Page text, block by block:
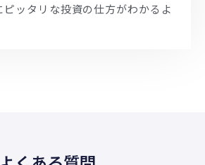
ピッタリな投資の仕方がわかるよ